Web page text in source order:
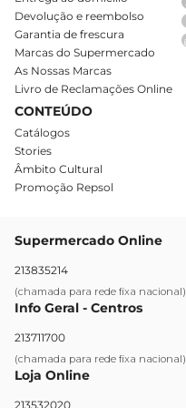
Devolução e reembolso
Garantia de frescura
Marcas do Supermercado
As Nossas Marcas
Livro de Reclamações Online
CONTEÚDO
Catálogos
Stories
Âmbito Cultural
Promoção Repsol
Supermercado Online
213835214
(chamada para rede fixa nacional)
Info Geral - Centros
213711700
(chamada para rede fixa nacional)
Loja Online
213532020